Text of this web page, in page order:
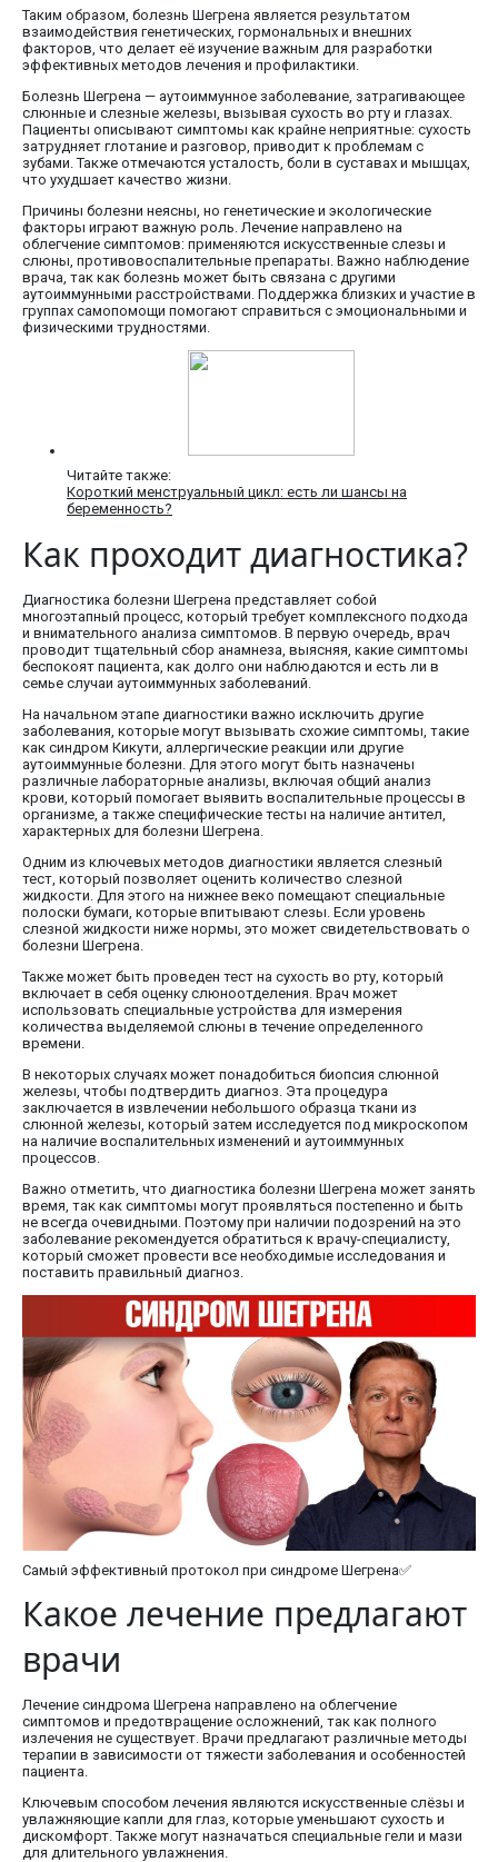
Таким образом, болезнь Шегрена является результатом
взаимодействия генетических, гормональных и внешних
факторов, что делает её изучение важным для разработки
эффективных методов лечения и профилактики.
Болезнь Шегрена — аутоиммунное заболевание, затрагивающее
слюнные и слезные железы, вызывая сухость во рту и глазах.
Пациенты описывают симптомы как крайне неприятные: сухость
затрудняет глотание и разговор, приводит к проблемам с
зубами. Также отмечаются усталость, боли в суставах и мышцах,
что ухудшает качество жизни.
Причины болезни неясны, но генетические и экологические
факторы играют важную роль. Лечение направлено на
облегчение симптомов: применяются искусственные слезы и
слюны, противовоспалительные препараты. Важно наблюдение
врача, так как болезнь может быть связана с другими
аутоиммунными расстройствами. Поддержка близких и участие в
группах самопомощи помогают справиться с эмоциональными и
физическими трудностями.
Читайте также:
Короткий менструальный цикл: есть ли шансы на
беременность?
Как проходит диагностика?
Диагностика болезни Шегрена представляет собой
многоэтапный процесс, который требует комплексного подхода
и внимательного анализа симптомов. В первую очередь, врач
проводит тщательный сбор анамнеза, выясняя, какие симптомы
беспокоят пациента, как долго они наблюдаются и есть ли в
семье случаи аутоиммунных заболеваний.
На начальном этапе диагностики важно исключить другие
заболевания, которые могут вызывать схожие симптомы, такие
как синдром Кикути, аллергические реакции или другие
аутоиммунные болезни. Для этого могут быть назначены
различные лабораторные анализы, включая общий анализ
крови, который помогает выявить воспалительные процессы в
организме, а также специфические тесты на наличие антител,
характерных для болезни Шегрена.
Одним из ключевых методов диагностики является слезный
тест, который позволяет оценить количество слезной
жидкости. Для этого на нижнее веко помещают специальные
полоски бумаги, которые впитывают слезы. Если уровень
слезной жидкости ниже нормы, это может свидетельствовать о
болезни Шегрена.
Также может быть проведен тест на сухость во рту, который
включает в себя оценку слюноотделения. Врач может
использовать специальные устройства для измерения
количества выделяемой слюны в течение определенного
времени.
В некоторых случаях может понадобиться биопсия слюнной
железы, чтобы подтвердить диагноз. Эта процедура
заключается в извлечении небольшого образца ткани из
слюнной железы, который затем исследуется под микроскопом
на наличие воспалительных изменений и аутоиммунных
процессов.
Важно отметить, что диагностика болезни Шегрена может занять
время, так как симптомы могут проявляться постепенно и быть
не всегда очевидными. Поэтому при наличии подозрений на это
заболевание рекомендуется обратиться к врачу-специалисту,
который сможет провести все необходимые исследования и
поставить правильный диагноз.
Самый эффективный протокол при синдроме Шегрена✅
Какое лечение предлагают
врачи
Лечение синдрома Шегрена направлено на облегчение
симптомов и предотвращение осложнений, так как полного
излечения не существует. Врачи предлагают различные методы
терапии в зависимости от тяжести заболевания и особенностей
пациента.
Ключевым способом лечения являются искусственные слёзы и
увлажняющие капли для глаз, которые уменьшают сухость и
дискомфорт. Также могут назначаться специальные гели и мази
для длительного увлажнения.